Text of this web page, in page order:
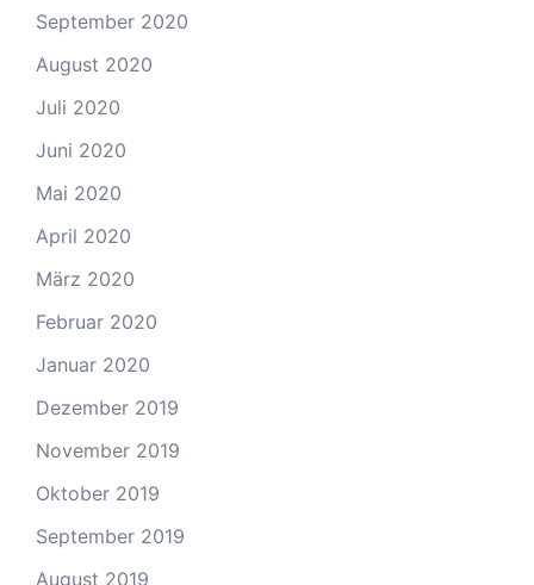
September 2020
August 2020
Juli 2020
Juni 2020
Mai 2020
April 2020
März 2020
Februar 2020
Januar 2020
Dezember 2019
November 2019
Oktober 2019
September 2019
August 2019